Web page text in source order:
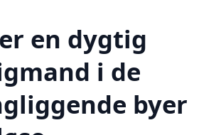
en dygtig
i de
byer